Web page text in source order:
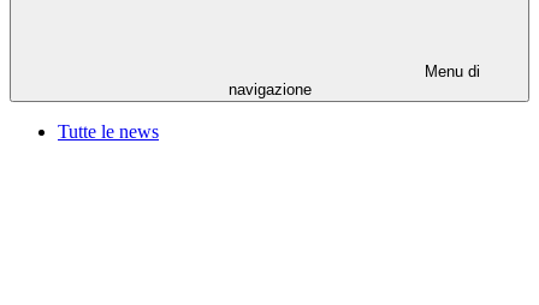
Menu di
navigazione
Tutte le news